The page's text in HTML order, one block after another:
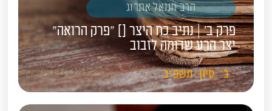
הרב חננאל אתרוג
פרק ב' | נתיב כח היצר [] "פרק הרואה"
יצר הרע שדומה לזבוב
ב' סיון תשפ"ב